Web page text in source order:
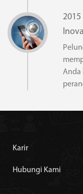
2015
Anda
Karir
Hubungi Kami